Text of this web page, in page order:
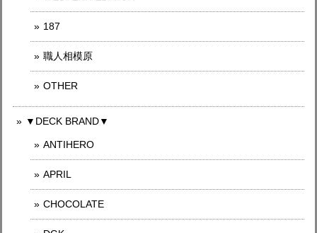
187
職人相模原
OTHER
▼DECK BRAND▼
ANTIHERO
APRIL
CHOCOLATE